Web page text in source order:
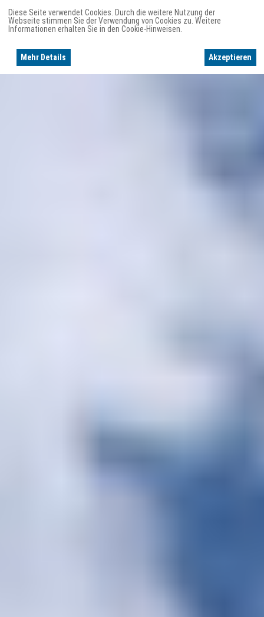
Diese Seite verwendet Cookies. Durch die weitere Nutzung der
Webseite stimmen Sie der Verwendung von Cookies zu. Weitere
Informationen erhalten Sie in den Cookie-Hinweisen.
Mehr Details Akzeptieren